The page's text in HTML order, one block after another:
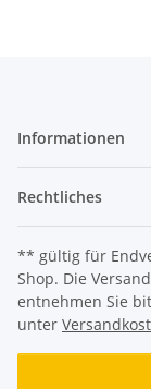
Informationen
Rechtliches
** gültig für
Shop. Die
entnehmen Sie
unter